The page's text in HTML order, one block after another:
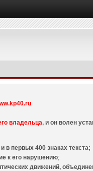
владельца, и он волен
в первых 400 знаках текста;
к его нарушению;
движений,